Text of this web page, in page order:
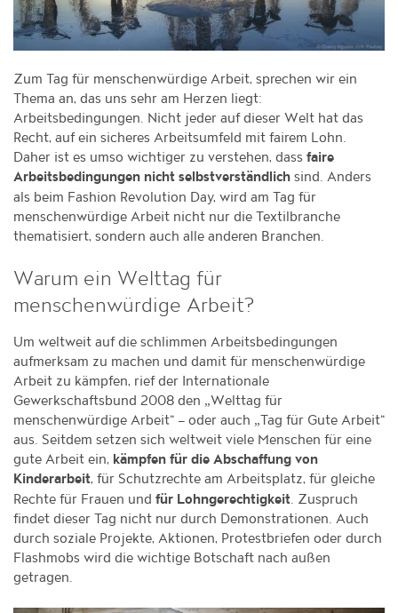
Zum Tag für menschenwürdige Arbeit, sprechen wir ein
Thema an, das uns sehr am Herzen liegt:
Arbeitsbedingungen. Nicht jeder auf dieser Welt hat das
Recht, auf ein sicheres Arbeitsumfeld mit fairem Lohn.
Daher ist es umso wichtiger zu verstehen, dass faire
Arbeitsbedingungen nicht selbstverständlich sind. Anders
als beim Fashion Revolution Day, wird am Tag für
menschenwürdige Arbeit nicht nur die Textilbranche
thematisiert, sondern auch alle anderen Branchen.
Warum ein Welttag für
menschenwürdige Arbeit?
Um weltweit auf die schlimmen Arbeitsbedingungen
aufmerksam zu machen und damit für menschenwürdige
Arbeit zu kämpfen, rief der Internationale
Gewerkschaftsbund 2008 den „Welttag für
menschenwürdige Arbeit“ – oder auch „Tag für Gute Arbeit“
aus. Seitdem setzen sich weltweit viele Menschen für eine
gute Arbeit ein, kämpfen für die Abschaffung von
Kinderarbeit, für Schutzrechte am Arbeitsplatz, für gleiche
Rechte für Frauen und für Lohngerechtigkeit. Zuspruch
findet dieser Tag nicht nur durch Demonstrationen. Auch
durch soziale Projekte, Aktionen, Protestbriefen oder durch
Flashmobs wird die wichtige Botschaft nach außen
getragen.